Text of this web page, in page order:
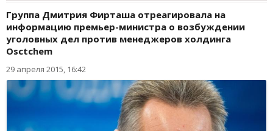
Группа Дмитрия Фирташа отреагировала на
информацию премьер-министра о возбуждении
уголовных дел против менеджеров холдинга
Osctchem
29 апреля 2015, 16:42